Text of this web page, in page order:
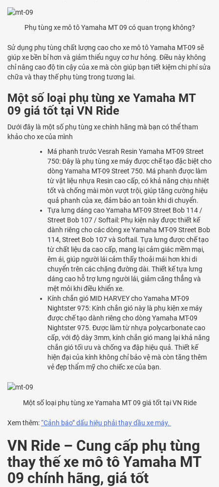
Phụ tùng xe mô tô Yamaha MT 09 có quan trọng không?
Sử dụng phụ tùng chất lượng cao cho xe mô tô Yamaha MT-09 sẽ
giúp xe bền bỉ hơn và giảm thiểu nguy cơ hư hỏng. Điều này không
chỉ nâng cao độ tin cậy của xe mà còn giúp bạn tiết kiệm chi phí sửa
chữa và thay thế phụ tùng trong tương lai.
Một số loại phụ tùng xe Yamaha MT
09 giá tốt tại VN Ride
Dưới đây là một số phụ tùng xe chính hãng mà bạn có thể tham
khảo cho xe của mình
Má phanh trước Vesrah Resin Yamaha MT-09 Street
750: Đây là phụ tùng xe máy được chế tạo đặc biệt cho
dòng Yamaha MT-09 Street 750. Má phanh được làm
từ vật liệu nhựa Resin cao cấp, có khả năng chịu nhiệt
tốt và chống mài mòn vượt trội, giúp tăng cường hiệu
quả phanh của xe, đảm bảo an toàn khi di chuyển.
Tựa lưng dáng cao Yamaha MT-09 Street Bob 114 /
Street Bob 107 / Softail: Phụ kiện này được thiết kế
dành riêng cho các dòng xe Yamaha MT-09 Street Bob
114, Street Bob 107 và Softail. Tựa lưng được chế tạo
từ chất liệu da cao cấp, mang lại cảm giác mềm mại,
êm ái, giúp người lái cảm thấy thoải mái hơn khi di
chuyển trên các chặng đường dài. Thiết kế tựa lưng
dáng cao hỗ trợ lưng người lái, giảm căng thẳng và
mệt mỏi khi điều khiển xe.
Kính chắn gió MID HARVEY cho Yamaha MT-09
Nightster 975: Kính chắn gió này là phụ kiện xe máy
được chế tạo dành riêng cho dòng Yamaha MT-09
Nightster 975. Được làm từ nhựa polycarbonate cao
cấp, với độ dày 3mm, kính chắn gió mang lại khả năng
chắn gió tối ưu và chống va đập hiệu quả. Thiết kế
hiện đại của kính không chỉ bảo vệ mà còn tăng thêm
vẻ đẹp thẩm mỹ cho chiếc xe của bạn.
Một số loại phụ tùng xe Yamaha MT 09 giá tốt tại VN Ride
Xem thêm:“Cảnh báo” dấu hiệu phải thay dầu xe máy.
VN Ride – Cung cấp phụ tùng
thay thế xe mô tô Yamaha MT
09 chính hãng, giá tốt